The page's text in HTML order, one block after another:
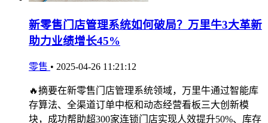
新零售门店管理系统如何破局？万里牛3大革新
助力业绩增长45%
零售 • 2025-04-26 11:21:12
🔥摘要在新零售门店管理系统领域，万里牛通过智能库
存算法、全渠道订单中枢和动态经营看板三大创新模
块，成功帮助超300家连锁门店实现人效提升50%、库存